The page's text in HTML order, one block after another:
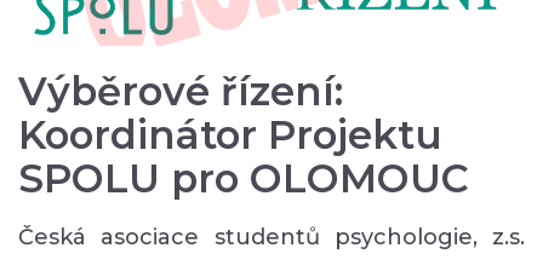
Výběrové řízení:
Koordinátor Projektu
SPOLU pro OLOMOUC
Česká asociace studentů psychologie, z.s.